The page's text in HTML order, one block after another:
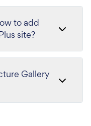
to add
site?
Gallery